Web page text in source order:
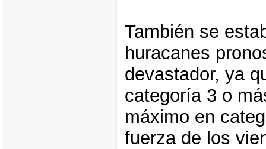
También se
huracanes
devastador, ya
categoría 3 o
máximo en
fuerza de los